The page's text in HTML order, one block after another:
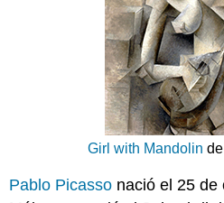
Girl with Mandolin
Pablo Picasso nació el 25 de